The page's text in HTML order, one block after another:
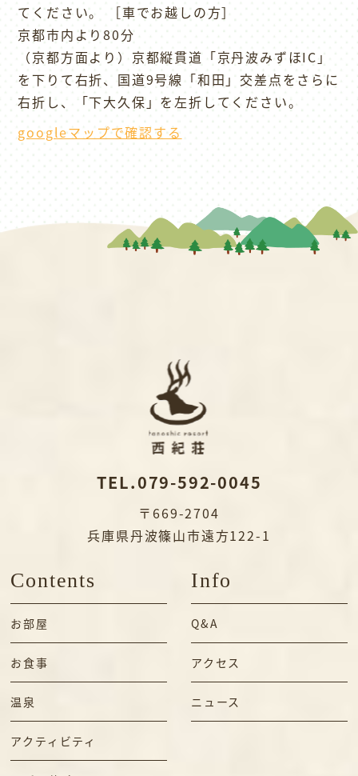
てください。 ［車でお越しの方］
京都市内より80分
（京都方面より）京都縦貫道「京丹波みずほIC」
を下りて右折、国道9号線「和田」交差点をさらに
右折し、「下大久保」を左折してください。
googleマップで確認する
TEL.079-592-0045
〒669-2704
兵庫県丹波篠山市遠方122-1
Contents
お部屋
お食事
温泉
アクティビティ
Info
Q&A
アクセス
ニュース